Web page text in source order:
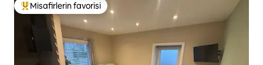
Misafirlerin favorilerinden en beğenilenler arasında
Misafirlerin favorisi